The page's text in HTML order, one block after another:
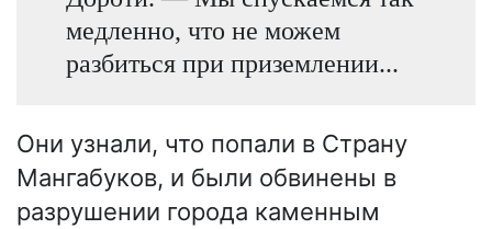
медленно, что не можем
разбиться при приземлении...
Они узнали, что попали в Страну
Мангабуков, и были обвинены в
разрушении города каменным